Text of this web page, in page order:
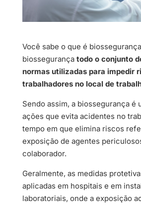
Você sabe o que é
biossegurança todo o conjunto
normas utilizadas para impedir
trabalhadores no local de
Sendo assim, a biossegurança é
ações que evita acidentes no
tempo em que elimina riscos
exposição de agentes
colaborador.
Geralmente, as medidas
aplicadas em hospitais e em
laboratoriais, onde a exposição